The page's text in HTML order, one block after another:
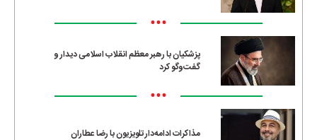
•••
پزشکیان با رهبر معظم انقلاب اسلامی دیدار و
گفت‌وگو کرد
•••
مذاکرات ادامه‌دار تلویزیون با رضا عطاران